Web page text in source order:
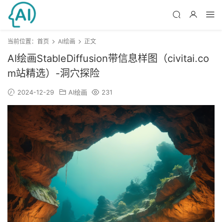
当前位置： 首页 AI绘画 正文
AI绘画StableDiffusion带信息样图（civitai.co
m站精选）-洞穴探险
2024-12-29 AI绘画 231